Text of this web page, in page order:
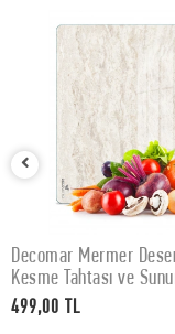
SEPETE EKLE
Decomar Mermer
Kesme Tahtası ve
x 40 cm
499,00 TL